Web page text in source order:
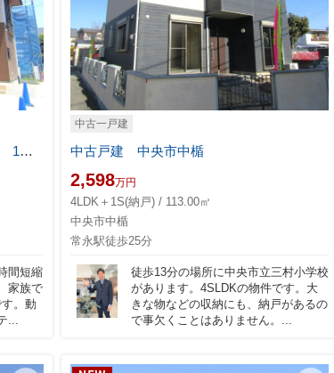
夏季休暇のお知らせ
11（日）～8/15（金）
）から通常営業致します
掛け致しますが、何卒宜しくお
をcheck！！
check！！
ブルーミングガーデン甲府市宮原町 1号棟
間短縮
家族で
。動
...
中古一戸建
中古戸建 中央市中楯
2,598万円
4LDK＋1S(納戸) / 113.00㎡
中央市中楯
常永駅徒歩25分
徒歩13分の場所に中央市立三村小学校
があります。4SLDKの物件です。大
きな物などの収納にも、納戸があるの
で事欠くことはありません。...